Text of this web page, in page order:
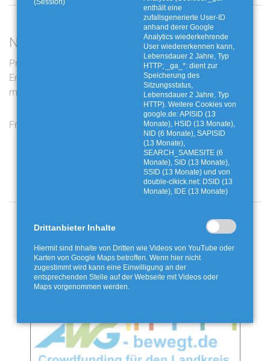
Neueste Beiträge
Preis- und
Entgeltanpassungen: Das
müssen Sie jetzt wissen
Digitale Lernallianzen: KI-
Reportage zu
Problemabfällen
Frost in der Tonne
Wertvolle Bioabfälle - Für
uns und unsere Umwelt
Angebote und Aktionen
(Session)
enthält eine
zufallsgenerierte User-ID
anhand derer Google
Analytics wiederkehrende
User wiedererkennen kann,
Lebensdauer 2 Jahre, Typ
HTTP; _ga_*: dient zur
Speicherung des
Sitzungsstatus,
Lebensdauer 2 Jahre, Typ
HTTP). Weitere Cookies von
google.de: APISID (13
Monate), HSID (13 Monate),
NID (6 Monate), SAPISID
(13 Monate),
SEARCH_SAMESITE (6
Monate), SID (13 Monate),
SSID (13 Monate) und von
double-clkick.net: DSID (13
Monate), IDE (13 Monate)
Drittanbieter Inhalte
Hiermit sind Inhalte von Dritten wie Videos von YouTube oder
Karten von Google Maps betroffen. Wenn hier nicht
zugestimmt wird kann eine Einwilligung an der
entsprechenden Stelle auf der Webseite mit Videos oder
Maps vorgenommen werden.